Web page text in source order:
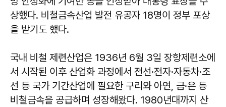
상했다. 비철금속산업 발전 유공자 18명이 정부 포상
을 받기도 했다.
국내 비철 제련산업은 1936년 6월 3일 장항제련소에
서 시작된 이후 산업화 과정에서 전선·전자·자동차·조
선 등 국가 기간산업에 필요한 구리와 아연, 금·은 등
비철금속을 공급하며 성장해왔다. 1980년대까지 산